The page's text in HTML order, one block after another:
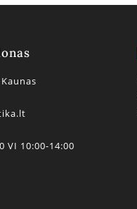
VI 10:00-14:00